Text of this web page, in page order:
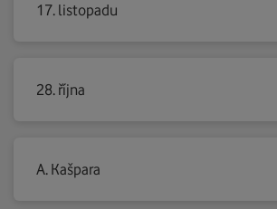
17. listopadu
28. října
A. Kašpara